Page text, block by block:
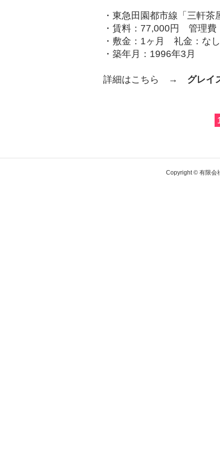
・東急田園都市線「三軒
・賃料：77,000円 管理費
・敷金：1ヶ月 礼金：なし
・築年月：1996年3月
詳細はこちら → グレイ
Copyright © 有限会